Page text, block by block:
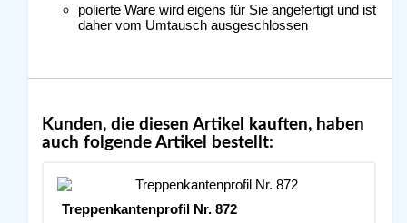
polierte Ware wird eigens für Sie angefertigt und ist
daher vom Umtausch ausgeschlossen
Kunden, die diesen Artikel kauften, haben
auch folgende Artikel bestellt:
Treppenkantenprofil Nr. 872